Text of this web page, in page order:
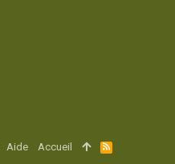
Aide Accueil
R
S